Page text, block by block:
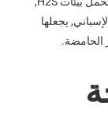
يجعلها
الحامضة.